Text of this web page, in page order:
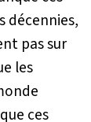
décennies,
pas sur
les
ces